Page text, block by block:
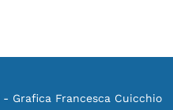
- Grafica Francesca Cuicchio